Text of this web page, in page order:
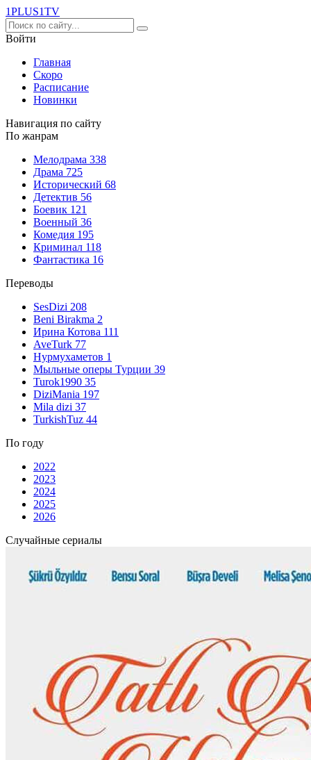
1PLUS1TV
Войти
Главная
Скоро
Расписание
Новинки
Навигация по сайту
По жанрам
Мелодрама 338
Драма 725
Исторический 68
Детектив 56
Боевик 121
Военный 36
Комедия 195
Криминал 118
Фантастика 16
Переводы
SesDizi 208
Beni Birakma 2
Ирина Котова 111
AveTurk 77
Нурмухаметов 1
Мыльные оперы Турции 39
Turok1990 35
DiziMania 197
Mila dizi 37
TurkishTuz 44
По году
2022
2023
2024
2025
2026
Случайные сериалы